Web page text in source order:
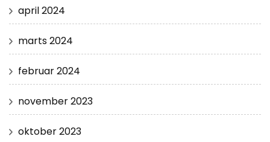
april 2024
marts 2024
februar 2024
november 2023
oktober 2023